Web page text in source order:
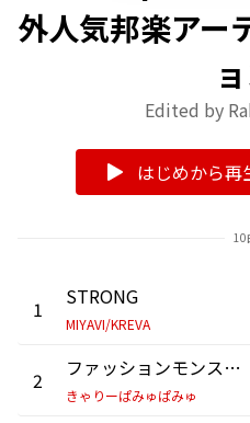
外人気邦楽アー
Edited by
はじめから再
10
1 STRONG
MIYAVI/KREVA
2 ファッションモンスター
きゃりーぱみゅぱみゅ